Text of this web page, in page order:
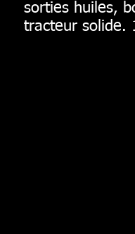
sorties huiles,
tracteur solide.